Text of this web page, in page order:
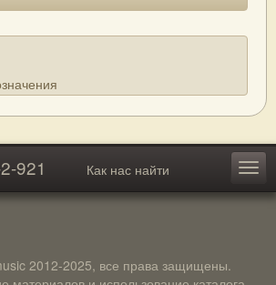
921 Как нас найти
2012-2025, все права защищены.